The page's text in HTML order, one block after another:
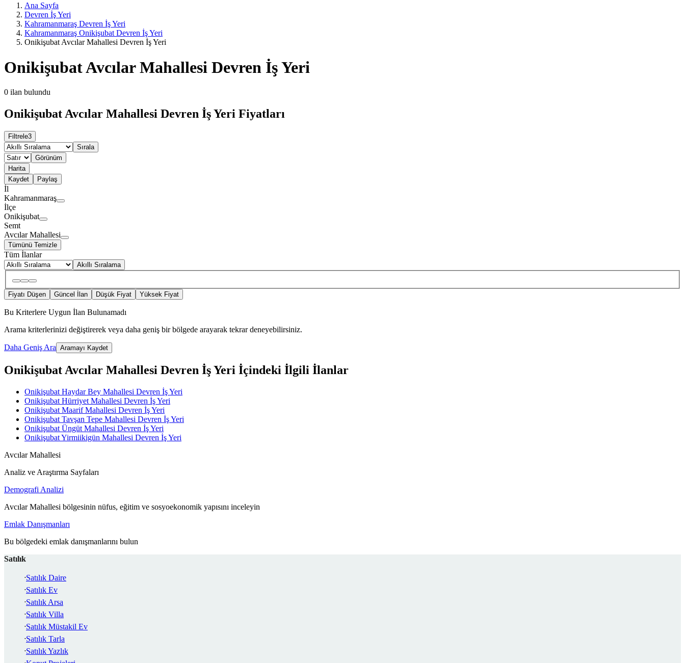
Ana Sayfa
Devren İş Yeri
Kahramanmaraş Devren İş Yeri
Kahramanmaraş Onikişubat Devren İş Yeri
Onikişubat Avcılar Mahallesi Devren İş Yeri
Onikişubat Avcılar Mahallesi Devren İş Yeri
0 ilan bulundu
Onikişubat Avcılar Mahallesi Devren İş Yeri Fiyatları
Filtrele3
Sırala
Görünüm
Harita
Kaydet
Paylaş
İl
Kahramanmaraş
İlçe
Onikişubat
Semt
Avcılar Mahallesi
Tümünü Temizle
Tüm İlanlar
Akıllı Sıralama
Fiyatı Düşen Güncel İlan Düşük Fiyat Yüksek Fiyat
Bu Kriterlere Uygun İlan Bulunamadı
Arama kriterlerinizi değiştirerek veya daha geniş bir bölgede arayarak tekrar deneyebilirsiniz.
Daha Geniş Ara Aramayı Kaydet
Onikişubat Avcılar Mahallesi Devren İş Yeri İçindeki İlgili İlanlar
Onikişubat Haydar Bey Mahallesi Devren İş Yeri
Onikişubat Hürriyet Mahallesi Devren İş Yeri
Onikişubat Maarif Mahallesi Devren İş Yeri
Onikişubat Tavşan Tepe Mahallesi Devren İş Yeri
Onikişubat Üngüt Mahallesi Devren İş Yeri
Onikişubat Yirmiikigün Mahallesi Devren İş Yeri
Avcılar Mahallesi
Analiz ve Araştırma Sayfaları
Demografi Analizi
Avcılar Mahallesi bölgesinin nüfus, eğitim ve sosyoekonomik yapısını inceleyin
Emlak Danışmanları
Bu bölgedeki emlak danışmanlarını bulun
Satılık
Satılık Daire
Satılık Ev
Satılık Arsa
Satılık Villa
Satılık Müstakil Ev
Satılık Tarla
Satılık Yazlık